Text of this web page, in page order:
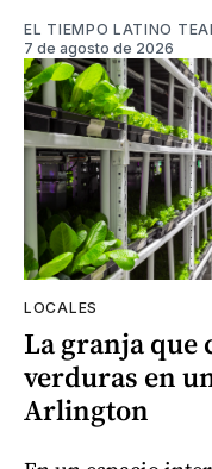
EL TIEMPO LATINO
7 de agosto de 2026
LOCALES
La granja que
verduras en
Arlington